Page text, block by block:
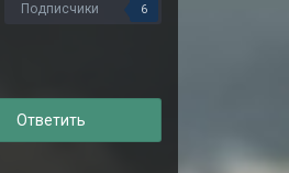
Подписчики 6
Ответить